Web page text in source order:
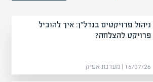
ניהול פרויקטים בנדל"ן: איך להוביל
פרויקט להצלחה?
16/07/26 | מערכת אפיק